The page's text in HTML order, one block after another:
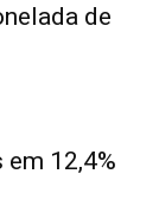
de
12,4%